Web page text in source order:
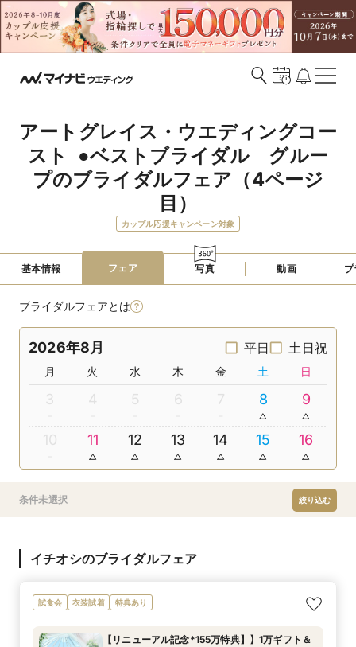
アートグレイス・ウエディングコー
スト  ●ベストブライダル　グルー
プのブライダルフェア（4ページ
目）
カップル応援キャンペーン対象
基本情報 フェア 写真 動画
ブライダルフェアとは
2026年8月 平日 土日祝
月 火 水 木 金 土 日
3 4 5 6 7 8 9
10 11 12 13 14 15 16
条件未選択 絞り込む
イチオシのブライダルフェア
試食会 衣装試着 特典あり
【リニューアル記念*155万特典】】1万ギフト＆